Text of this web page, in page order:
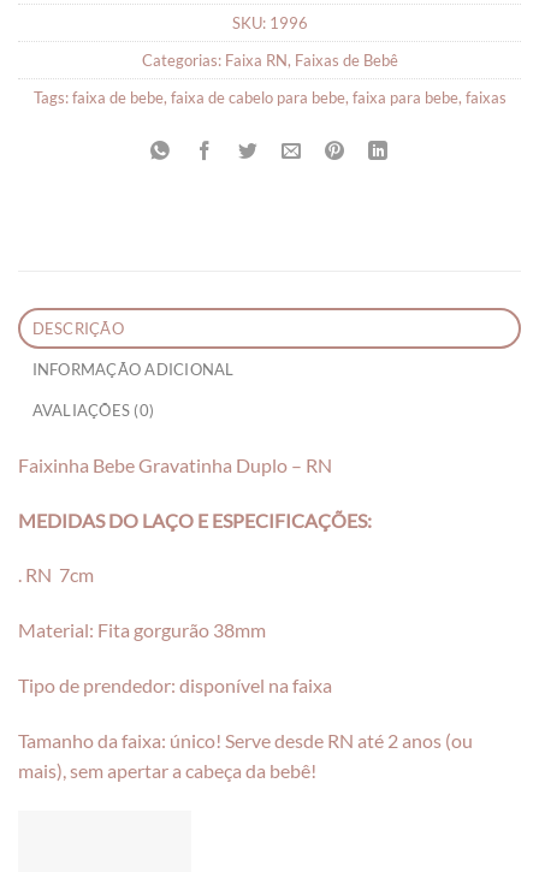
SKU: 1996
Categorias: Faixa RN, Faixas de Bebê
Tags:faixa de bebe, faixa de cabelo para bebe, faixa para bebe, faixas
DESCRIÇÃO
INFORMAÇÃO ADICIONAL
AVALIAÇÕES (0)
Faixinha Bebe Gravatinha Duplo – RN
MEDIDAS DO LAÇO E ESPECIFICAÇÕES:
. RN 7cm
Material: Fita gorgurão 38mm
Tipo de prendedor: disponível na faixa
Tamanho da faixa: único! Serve desde RN até 2 anos (ou
mais), sem apertar a cabeça da bebê!